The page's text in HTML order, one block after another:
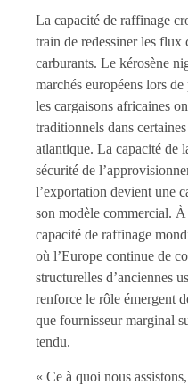
La capacité de raffinage
train de redessiner les
carburants. Le kérosène
marchés européens lors
les cargaisons africaines
traditionnels dans
atlantique. La capacité de
sécurité de
l’exportation devient une
son modèle commercial.
capacité de raffinage
où l’Europe continue de
structurelles d’anciennes
renforce le rôle émergent
que fournisseur marginal
tendu.
« Ce à quoi nous